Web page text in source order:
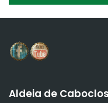
Aldeia de Caboclos